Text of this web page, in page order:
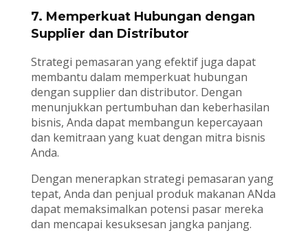
7. Memperkuat Hubungan dengan
Supplier dan Distributor
Strategi pemasaran yang efektif juga dapat
membantu dalam memperkuat hubungan
dengan supplier dan distributor. Dengan
menunjukkan pertumbuhan dan keberhasilan
bisnis, Anda dapat membangun kepercayaan
dan kemitraan yang kuat dengan mitra bisnis
Anda.
Dengan menerapkan strategi pemasaran yang
tepat, Anda dan penjual produk makanan ANda
dapat memaksimalkan potensi pasar mereka
dan mencapai kesuksesan jangka panjang.